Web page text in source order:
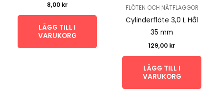
8,00 kr
LÄGG TILL I
VARUKORG
FLÖTEN OCH NÄTFLAGGOR
Cylinderflöte 3,0 L Hål
35 mm
129,00 kr
LÄGG TILL I
VARUKORG